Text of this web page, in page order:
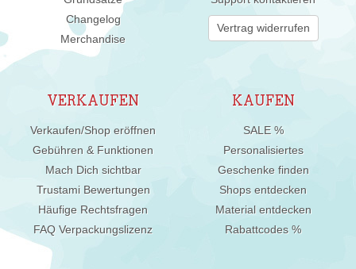
Changelog
Merchandise
Vertrag widerrufen
VERKAUFEN
Verkaufen/Shop eröffnen
Gebühren & Funktionen
Mach Dich sichtbar
Trustami Bewertungen
Häufige Rechtsfragen
FAQ Verpackungslizenz
KAUFEN
SALE %
Personalisiertes
Geschenke finden
Shops entdecken
Material entdecken
Rabattcodes %